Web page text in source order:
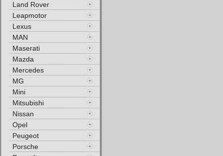
Land Rover
Leapmotor
Lexus
MAN
Maserati
Mazda
Mercedes
MG
Mini
Mitsubishi
Nissan
Opel
Peugeot
Porsche